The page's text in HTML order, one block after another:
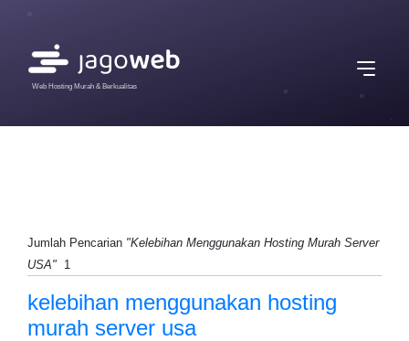
Web Hosting Murah & Berkualitas
Jumlah Pencarian "Kelebihan Menggunakan Hosting Murah Server
USA" 1
kelebihan menggunakan hosting
murah server usa